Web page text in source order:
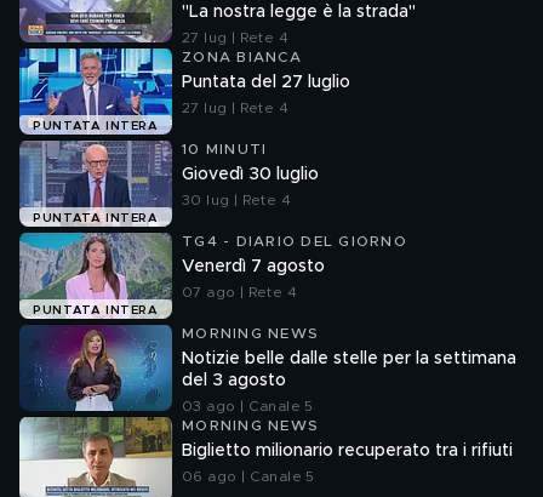
"La nostra legge è la strada"
27 lug | Rete 4
PUNTATA INTERA
ZONA BIANCA
Puntata del 27 luglio
27 lug | Rete 4
PUNTATA INTERA
10 MINUTI
Giovedì 30 luglio
30 lug | Rete 4
PUNTATA INTERA
TG4 - DIARIO DEL GIORNO
Venerdì 7 agosto
07 ago | Rete 4
MORNING NEWS
Notizie belle dalle stelle per la settimana
del 3 agosto
03 ago | Canale 5
MORNING NEWS
Biglietto milionario recuperato tra i rifiuti
06 ago | Canale 5